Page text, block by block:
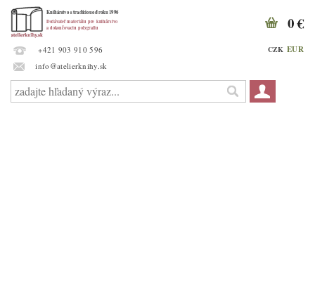
+421 903 910 596
info@atelierknihy.sk
CZK EUR
0 €